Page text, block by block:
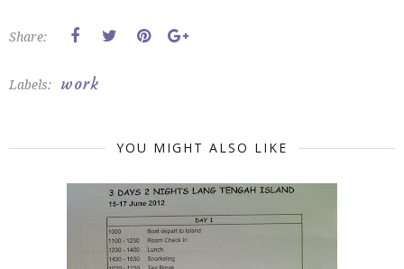
Share:
Labels: work
YOU MIGHT ALSO LIKE